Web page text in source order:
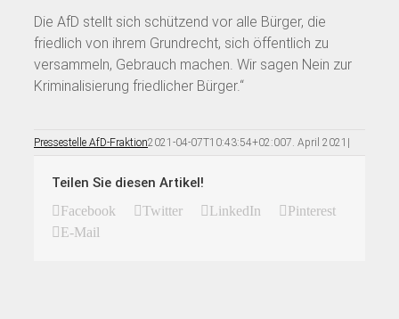
Die AfD stellt sich schützend vor alle Bürger, die
friedlich von ihrem Grundrecht, sich öffentlich zu
versammeln, Gebrauch machen. Wir sagen Nein zur
Kriminalisierung friedlicher Bürger.“
Pressestelle AfD-Fraktion2021-04-07T10:43:54+02:007. April 2021 |
Teilen Sie diesen Artikel!
Facebook Twitter LinkedIn
Pinterest
E-Mail